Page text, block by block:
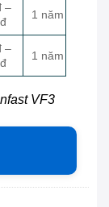
–
1 năm
–
1 năm
VF3